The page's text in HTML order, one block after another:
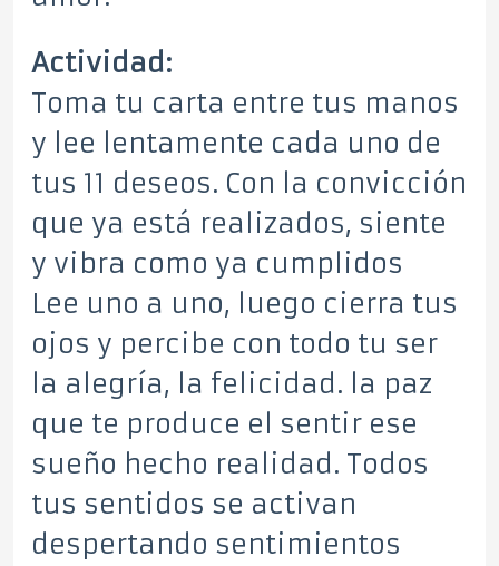
Actividad:
Toma tu carta entre tus manos
y lee lentamente cada uno de
tus 11 deseos. Con la convicción
que ya está realizados, siente
y vibra como ya cumplidos
Lee uno a uno, luego cierra tus
ojos y percibe con todo tu ser
la alegría, la felicidad. la paz
que te produce el sentir ese
sueño hecho realidad. Todos
tus sentidos se activan
despertando sentimientos